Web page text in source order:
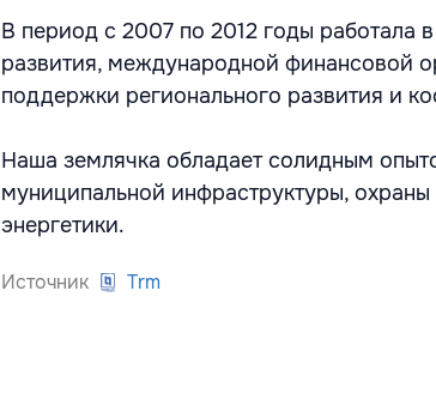
В период с 2007 по 2012 годы работала
развития, международной финансовой
поддержки регионального развития и
Наша землячка обладает солидным
муниципальной инфраструктуры,
энергетики.
Источник Trm